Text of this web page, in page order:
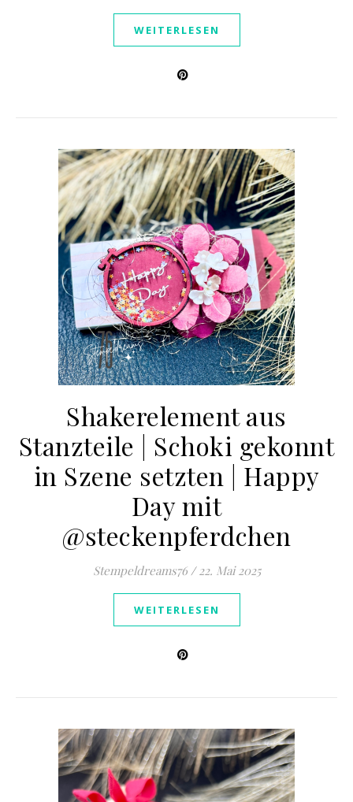
WEITERLESEN
Shakerelement aus
Stanzteile | Schoki gekonnt
in Szene setzten | Happy
Day mit
@steckenpferdchen
Stempeldreams76 / 22. Mai 2025
WEITERLESEN